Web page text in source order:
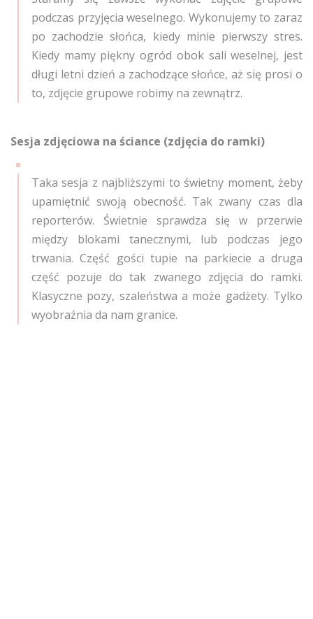
podczas przyjęcia weselnego. Wykonujemy to zaraz
po zachodzie słońca, kiedy minie pierwszy stres.
Kiedy mamy piękny ogród obok sali weselnej, jest
długi letni dzień a zachodzące słońce, aż się prosi o
to, zdjęcie grupowe robimy na zewnątrz.
Sesja zdjęciowa na ściance (zdjęcia do ramki)
Taka sesja z najbliższymi to świetny moment, żeby
upamiętnić swoją obecność. Tak zwany czas dla
reporterów. Świetnie sprawdza się w przerwie
między blokami tanecznymi, lub podczas jego
trwania. Część gości tupie na parkiecie a druga
część pozuje do tak zwanego zdjęcia do ramki.
Klasyczne pozy, szaleństwa a może gadżety. Tylko
wyobraźnia da nam granice.